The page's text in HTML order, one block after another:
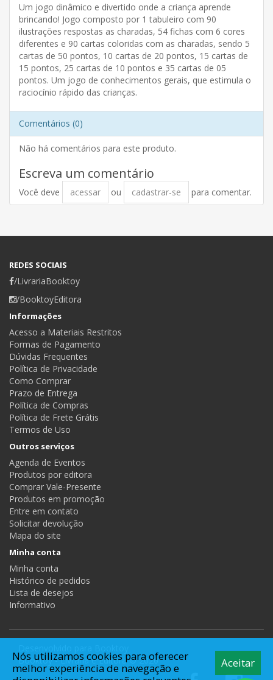
Um jogo dinâmico e divertido onde a criança aprende
brincando! Jogo composto por 1 tabuleiro com 90
ilustrações respostas as charadas, 54 fichas com 6 cores
diferentes e 90 cartas coloridas com as charadas, sendo 5
cartas de 50 pontos, 10 cartas de 20 pontos, 15 cartas de
15 pontos, 25 cartas de 10 pontos e 35 cartas de 05
pontos. Um jogo de conhecimentos gerais, que estimula o
raciocínio rápido das crianças.
Comentários (0)
Não há comentários para este produto.
Escreva um comentário
Você deve acessar ou cadastrar-se para comentar.
REDES SOCIAIS
/LivrariaBooktoy
/BooktoyEditora
Informações
Acesso a Materiais Restritos
Formas de Pagamento
Dúvidas Frequentes
Política de Privacidade
Como Comprar
Prazo de Entrega
Política de Compras
Política de Frete Grátis
Termos de Uso
Outros serviços
Agenda de Eventos
Produtos por editora
Comprar Vale-Presente
Produtos em promoção
Entre em contato
Solicitar devolução
Mapa do site
Minha conta
Minha conta
Histórico de pedidos
Lista de desejos
Informativo
Booktoy - Livraria e Editora © 2026
Aceitar
Nós utilizamos cookies para oferecer
melhor experiência de navegação e